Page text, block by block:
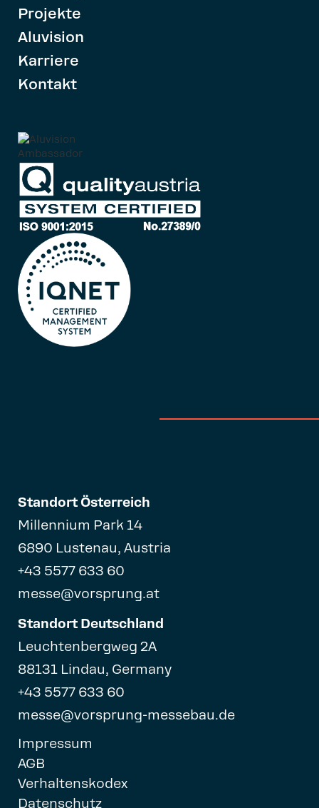
Projekte
Aluvision
Karriere
Kontakt
Standort Österreich
Millennium Park 14
6890 Lustenau, Austria
+43 5577 633 60
messe@vorsprung.at
Standort Deutschland
Leuchtenbergweg 2A
88131 Lindau, Germany
+43 5577 633 60
messe@vorsprung-messebau.de
Impressum
AGB
Verhaltenskodex
Datenschutz